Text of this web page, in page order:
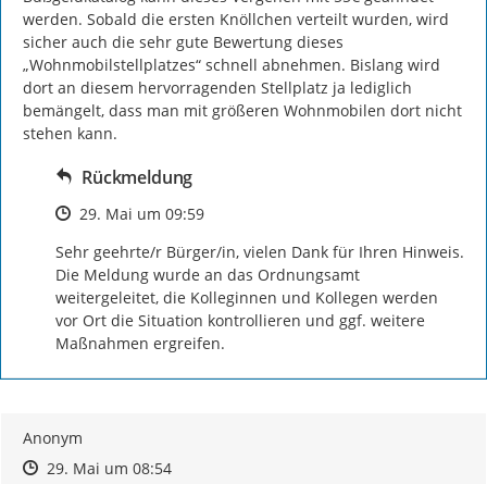
werden. Sobald die ersten Knöllchen verteilt wurden, wird
sicher auch die sehr gute Bewertung dieses
„Wohnmobilstellplatzes“ schnell abnehmen. Bislang wird
dort an diesem hervorragenden Stellplatz ja lediglich
bemängelt, dass man mit größeren Wohnmobilen dort nicht
stehen kann.
Rückmeldung
Zeitpunkt des Erstellens
29. Mai um 09:59
Sehr geehrte/r Bürger/in, vielen Dank für Ihren Hinweis.
Die Meldung wurde an das Ordnungsamt
weitergeleitet, die Kolleginnen und Kollegen werden
vor Ort die Situation kontrollieren und ggf. weitere
Maßnahmen ergreifen.
Anonym
Zeitpunkt des Erstellens
Zeitpunkt des Erstellens
29. Mai um 08:54Zur Äußerung